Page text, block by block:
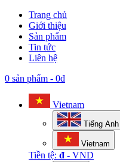
Trang chủ
Giới thiệu
Sản phẩm
Tin tức
Liên hệ
0 sản phẩm - 0đ
Vietnam
Tiếng Anh
Vietnam
Tiền tệ: đ - VND